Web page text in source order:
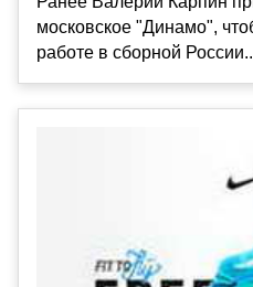
московское "Динамо",
работе в сборной